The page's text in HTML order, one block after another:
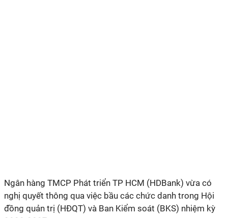
Ngân hàng TMCP Phát triển TP HCM (HDBank) vừa có
nghị quyết thông qua việc bầu các chức danh trong Hội
đồng quản trị (HĐQT) và Ban Kiểm soát (BKS) nhiệm kỳ